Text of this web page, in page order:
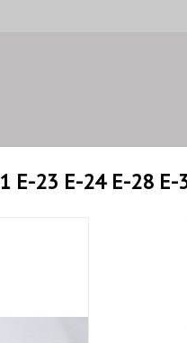
E-23 E-24 E-28 E-